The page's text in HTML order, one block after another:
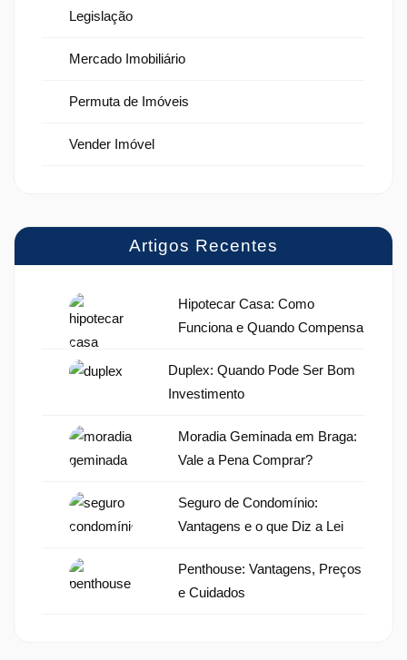
Legislação
Mercado Imobiliário
Permuta de Imóveis
Vender Imóvel
Artigos Recentes
Hipotecar Casa: Como
Funciona e Quando Compensa
Duplex: Quando Pode Ser Bom
Investimento
Moradia Geminada em Braga:
Vale a Pena Comprar?
Seguro de Condomínio:
Vantagens e o que Diz a Lei
Penthouse: Vantagens, Preços
e Cuidados